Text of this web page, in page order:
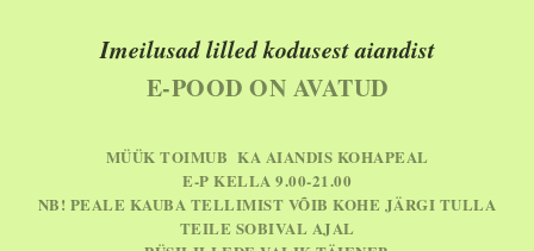
Imeilusad lilled kodusest aiandist
E-POOD ON AVATUD
MÜÜK TOIMUB KA AIANDIS KOHAPEAL
E-P KELLA 9.00-21.00
NB! PEALE KAUBA TELLIMIST VÕIB KOHE JÄRGI TULLA
TEILE SOBIVAL AJAL